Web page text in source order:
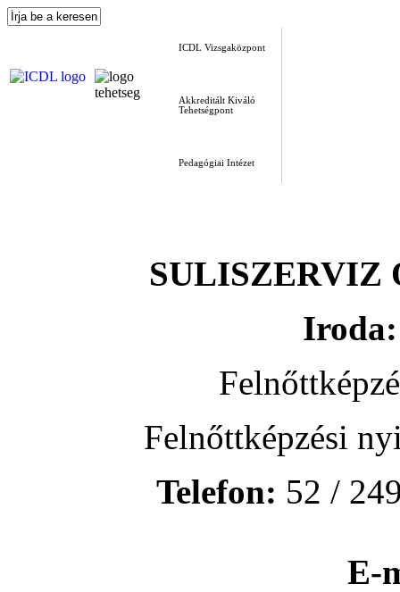
ICDL Vizsgaközpont
Akkreditált Kiváló
Tehetségpont
Pedagógiai Intézet
SULISZERVIZ
Iroda:
Felnőttképzési
Telefon: 52 /
E-